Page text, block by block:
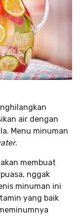
air dengan
Menu minuman
.
akan membuat
nggak
minuman ini
yang baik